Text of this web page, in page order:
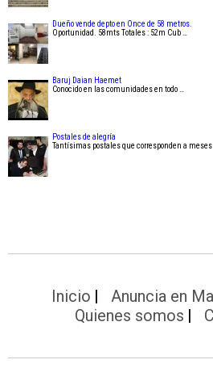
Dueño vende depto en Once de 58 metros.
Oportunidad. 58mts Totales : 52m Cub …
Baruj Daian Haemet
Conocido en las comunidades en todo …
Postales de alegría
Tantísimas postales que corresponden a meses
Inicio
Anuncia en
Quienes somos